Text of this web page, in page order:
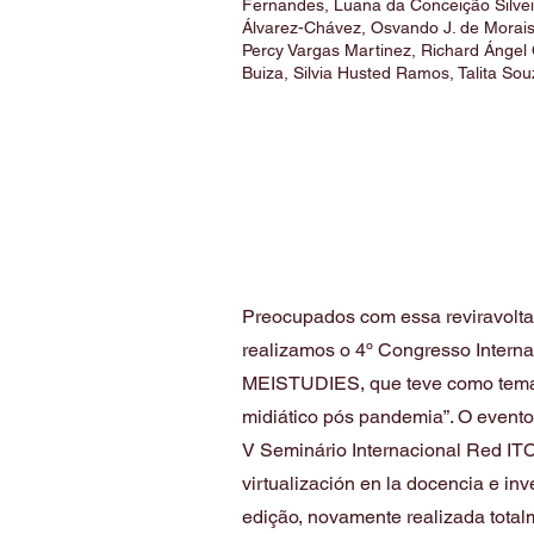
Fernandes, Luana da Conceição
Álvarez-Chávez, Osvando J. de
Percy Vargas Martinez, Richard
Buiza, Silvia Husted Ramos, Talita
Preocupados com essa
realizamos o 4º Congresso
MEISTUDIES, que teve como
midiático pós pandemia”. O
V Seminário Internacional Red
virtualización en la docencia e
edição, novamente realizada